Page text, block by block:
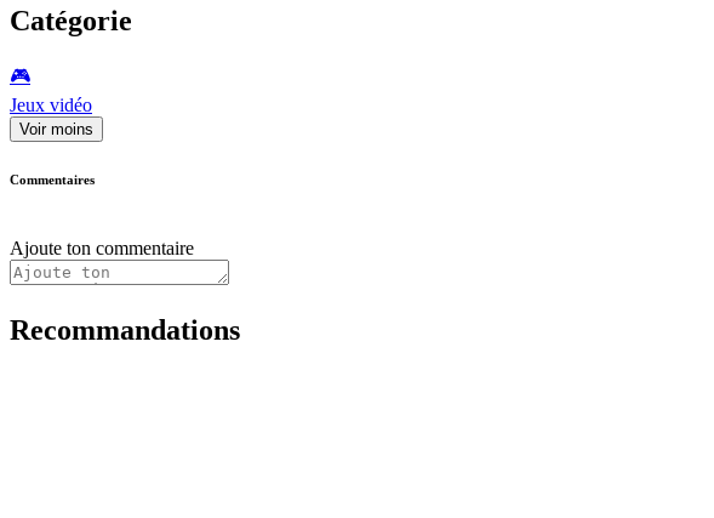
Catégorie
🎮️
Jeux vidéo
Voir moins
Commentaires
Ajoute ton commentaire
Recommandations